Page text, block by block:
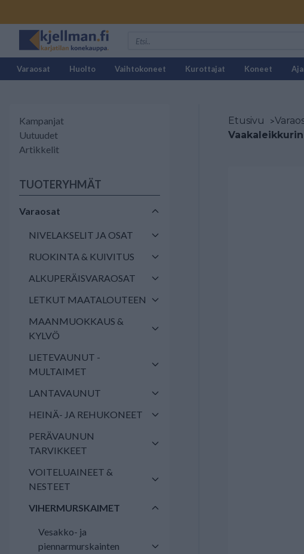
Varaosat Huolto Vaihtokoneet Kurottajat Koneet
Kampanjat
Uutuudet
Artikkelit
TUOTERYHMÄT
Varaosat
NIVELAKSELIT JA OSAT
RUOKINTA & KUIVITUS
ALKUPERÄISVARAOSAT
LETKUT MAATALOUTEEN
MAANMUOKKAUS &
KYLVÖ
LIETEVAUNUT -
MULTAIMET
LANTAVAUNUT
HEINÄ- JA REHUKONEET
PERÄVAUNUN
TARVIKKEET
VOITELUAINEET &
NESTEET
VIHERMURSKAIMET
Vesakko- ja
piennarmurskainten
Etusivu >